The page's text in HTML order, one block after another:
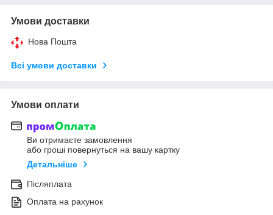
Умови доставки
Нова Пошта
Всі умови доставки
Умови оплати
Ви отримаєте замовлення
або гроші повернуться на вашу картку
Детальніше
Післяплата
Оплата на рахунок